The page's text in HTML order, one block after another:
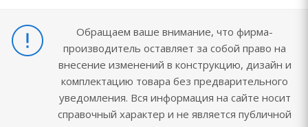
Обращаем ваше внимание, что фирма-
производитель оставляет за собой право на
внесение изменений в конструкцию, дизайн и
комплектацию товара без предварительного
уведомления. Вся информация на сайте носит
справочный характер и не является публичной